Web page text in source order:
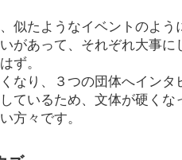
似たようなイベントのよ
があって、それぞれ大事
ず。
なり、３つの団体へイン
ているため、文体が硬く
方々です。